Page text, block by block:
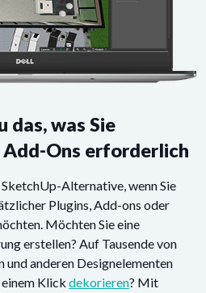
das, was Sie
Add-Ons erforderlich
Alternative, wenn Sie
Plugins, Add-ons oder
Möchten Sie eine
erstellen? Auf Tausende von
anderen Designelementen
Klick dekorieren? Mit